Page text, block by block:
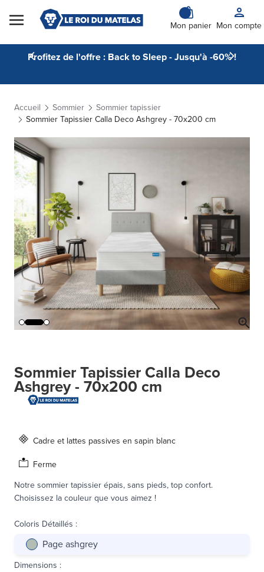
Skip to Content
Mon panier Mon compte
Profitez de l'offre : Back to Sleep - Jusqu'à -60% !
Accueil Sommier
Sommier tapissier
Sommier Tapissier Calla Deco Ashgrey - 70x200 cm
Sommier Tapissier Calla Deco
Ashgrey - 70x200 cm
Cadre et lattes passives en sapin blanc
Ferme
Notre sommier tapissier épais, sans pieds, top confort.
Choisissez la couleur que vous aimez !
Coloris Détaillés :
Page ashgrey
Dimensions :